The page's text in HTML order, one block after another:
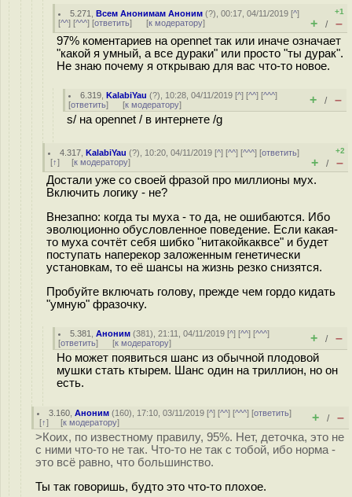
5.271 ,Всем Анонимам Аноним (?), 00:17, 04/11/2019 [^]
[^^] [^^^] [ответить] [к модератору]
+1
+ / –
97% коментариев на opennet так или иначе означает
"какой я умный, а все дураки" или просто "ты дурак".
Не знаю почему я открываю для вас что-то новое.
6.319 ,KalabiYau (?), 10:28, 04/11/2019 [^] [^^] [^^^]
[ответить] [к модератору] + / –
s/ на opennet / в интернете /g
4.317 ,KalabiYau (?), 10:20, 04/11/2019 [^] [^^] [^^^] [ответить]
[↑] [к модератору]
+2
+ / –
Достали уже со своей фразой про миллионы мух.
Включить логику - не?
Внезапно: когда ты муха - то да, не ошибаются. Ибо
эволюционно обусловленное поведение. Если какая-
то муха сочтёт себя шибко "нитакойкаквсе" и будет
поступать наперекор заложенным генетически
установкам, то её шансы на жизнь резко снизятся.
Пробуйте включать голову, прежде чем гордо кидать
"умную" фразочку.
5.381 ,Аноним (381), 21:11, 04/11/2019 [^] [^^] [^^^]
[ответить] [к модератору] + / –
Но может появиться шанс из обычной плодовой
мушки стать ктырем. Шанс один на триллион, но он
есть.
3.160 ,Аноним (160), 17:10, 03/11/2019 [^] [^^] [^^^] [ответить]
[↑] [к модератору] + / –
>Коих, по известному правилу, 95%. Нет, деточка, это не
с ними что-то не так. Что-то не так с тобой, ибо норма -
это всё равно, что большинство.
Ты так говоришь, будто это что-то плохое.